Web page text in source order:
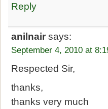
Reply
anilnair says:
September 4, 2010 at
Respected Sir,
thanks,
thanks very much